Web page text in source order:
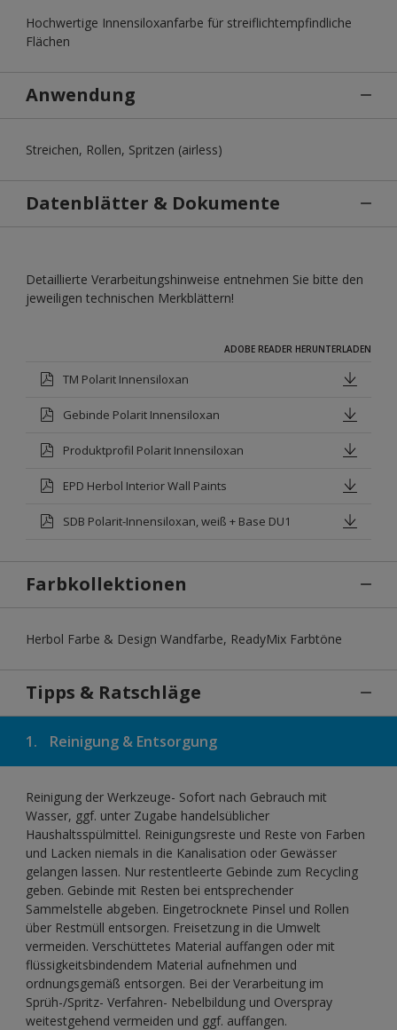
Hochwertige Innensiloxanfarbe für streiflichtempfindliche
Flächen
Anwendung
Streichen, Rollen, Spritzen (airless)
Datenblätter & Dokumente
Detaillierte Verarbeitungshinweise entnehmen Sie bitte den
jeweiligen technischen Merkblättern!
ADOBE READER HERUNTERLADEN
TM Polarit Innensiloxan
Gebinde Polarit Innensiloxan
Produktprofil Polarit Innensiloxan
EPD Herbol Interior Wall Paints
SDB Polarit-Innensiloxan, weiß + Base DU1
Farbkollektionen
Herbol Farbe & Design Wandfarbe, ReadyMix Farbtöne
Tipps & Ratschläge
1. Reinigung & Entsorgung
Reinigung der Werkzeuge- Sofort nach Gebrauch mit
Wasser, ggf. unter Zugabe handelsüblicher
Haushaltsspülmittel. Reinigungsreste und Reste von Farben
und Lacken niemals in die Kanalisation oder Gewässer
gelangen lassen. Nur restentleerte Gebinde zum Recycling
geben. Gebinde mit Resten bei entsprechender
Sammelstelle abgeben. Eingetrocknete Pinsel und Rollen
über Restmüll entsorgen. Freisetzung in die Umwelt
vermeiden. Verschüttetes Material auffangen oder mit
flüssigkeitsbindendem Material aufnehmen und
ordnungsgemäß entsorgen. Bei der Verarbeitung im
Sprüh-/Spritz- Verfahren- Nebelbildung und Overspray
weitestgehend vermeiden und ggf. auffangen.